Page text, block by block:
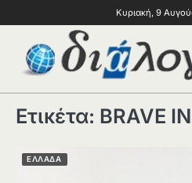
Κυριακή, 9
Ετικέτα: BRAVE IN
ΕΛΛΑΔΑ